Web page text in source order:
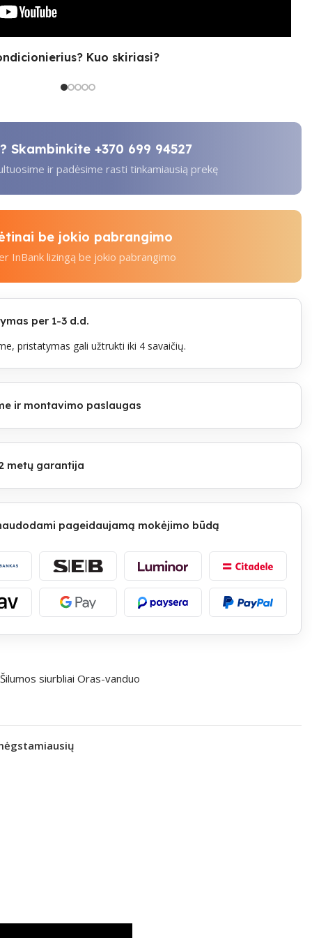
Kuo skiriasi?
Skambinkite +370 699 94527
ir padėsime rasti tinkamiausią prekę
be jokio pabrangimo
InBank lizingą be jokio pabrangimo
per 1-3 d.d.
pristatymas gali užtrukti iki 4 savaičių.
ir montavimo paslaugas
metų garantija
pageidaujamą mokėjimo būdą
Šilumos siurbliai Oras-vanduo